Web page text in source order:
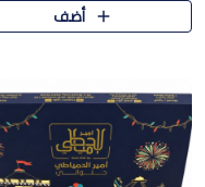
الشرقية. تحتوي ال..
أضف